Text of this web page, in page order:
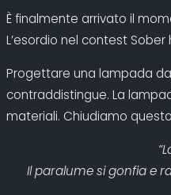
È finalmente arrivato il
L’esordio nel contest
Progettare una lampada
contraddistingue. La
materiali. Chiudiamo
Il paralume si gonfia e